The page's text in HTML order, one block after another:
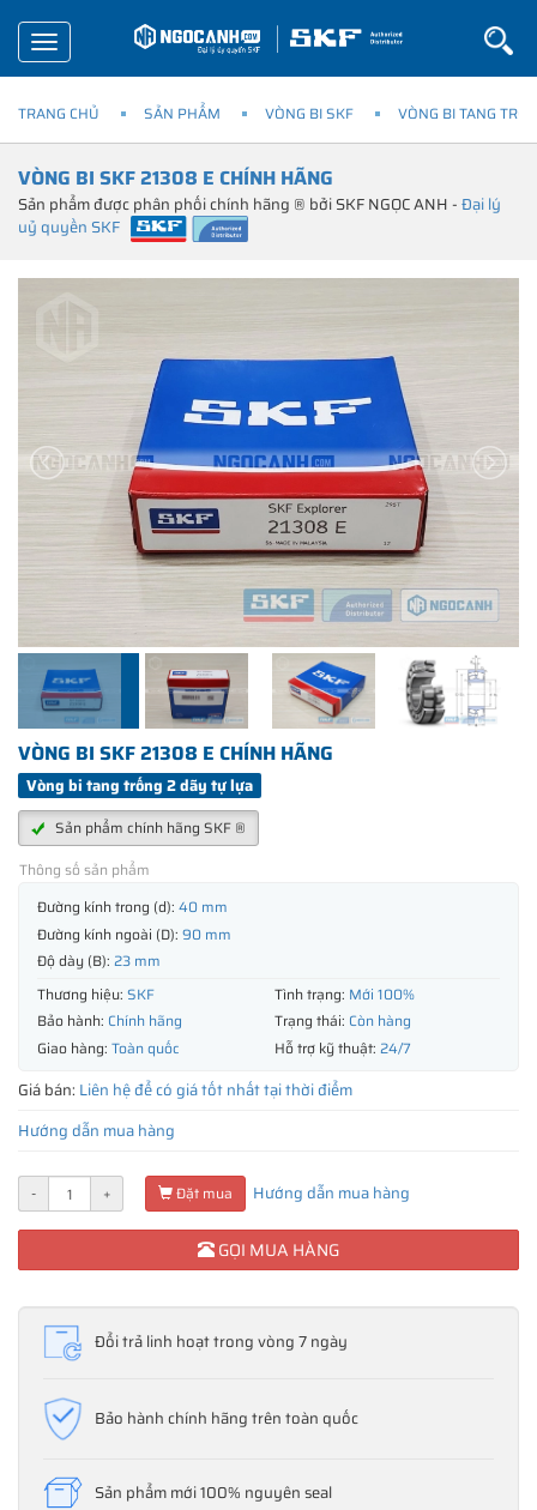
Toggle
navigation
TRANG CHỦ SẢN PHẨM VÒNG BI SKF VÒNG BI TANG
VÒNG BI SKF 21308 E CHÍNH HÃNG
Sản phẩm được phân phối chính hãng ® bởi SKF NGỌC ANH -Đại lý
uỷ quyền SKF
VÒNG BI SKF 21308 E CHÍNH HÃNG
Vòng bi tang trống 2 dãy tự lựa
Sản phẩm chính hãng SKF ®
Thông số sản phẩm
Đường kính trong (d): 40 mm
Đường kính ngoài (D): 90 mm
Độ dày (B): 23 mm
Thương hiệu: SKF Tình trạng: Mới 100%
Bảo hành: Chính hãng Trạng thái: Còn hàng
Giao hàng: Toàn quốc Hỗ trợ kỹ thuật: 24/7
Giá bán: Liên hệ để có giá tốt nhất tại thời điểm
Hướng dẫn mua hàng
- + Đặt mua Hướng dẫn mua hàng
GỌI MUA HÀNG
Đổi trả linh hoạt trong vòng 7 ngày
Bảo hành chính hãng trên toàn quốc
Sản phẩm mới 100% nguyên seal